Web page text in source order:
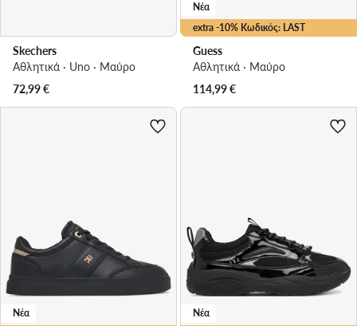
Skechers
Αθλητικά · Uno · Μαύρο
72,99€
extra -10% Κωδικός: LAST
Νέα
Guess
Αθλητικά · Μαύρο
114,99€
Νέα Νέα